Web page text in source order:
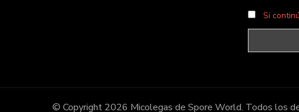
Si
© Copyright 2026 Micolegas de Spore World. Todos los